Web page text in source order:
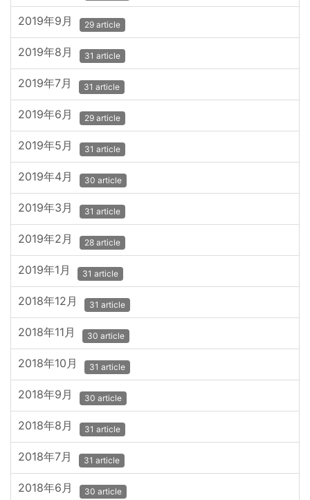
2019年9月 29 article
2019年8月 31 article
2019年7月 31 article
2019年6月 29 article
2019年5月 31 article
2019年4月 30 article
2019年3月 31 article
2019年2月 28 article
2019年1月 31 article
2018年12月 31 article
2018年11月 30 article
2018年10月 31 article
2018年9月 30 article
2018年8月 31 article
2018年7月 31 article
2018年6月 30 article